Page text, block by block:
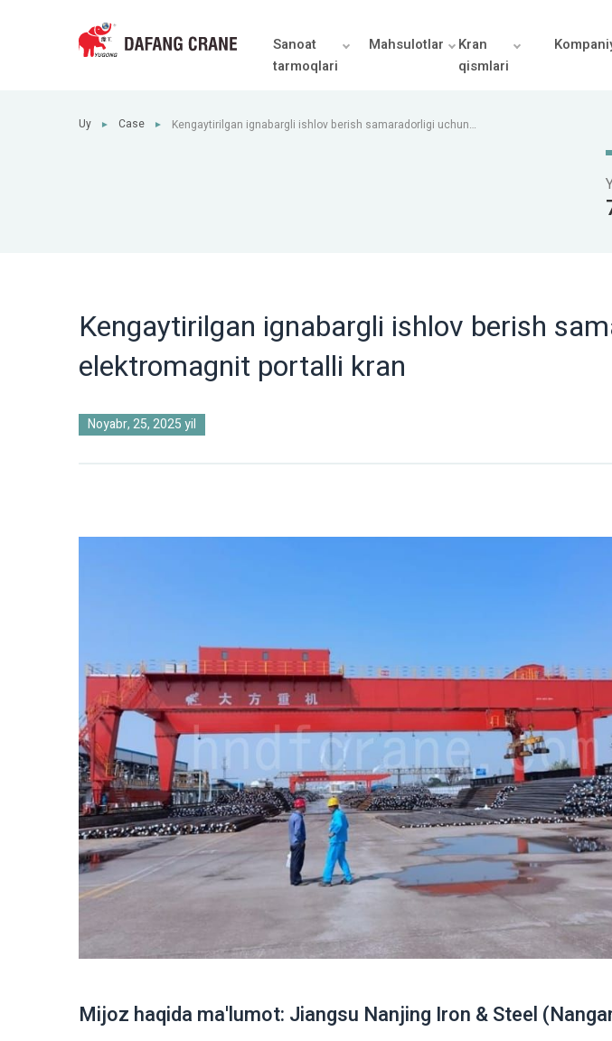
Sanoat
tarmoqlari
Mahsulotlar
Kran
qismlari
Uy ► Case ►
Kengaytirilgan ignabargli ishlov berish samaradorligi uchun
Kengaytirilgan ignabargli ishlov berish
elektromagnit portalli kran
Noyabr, 25, 2025 yil
Mijoz haqida ma'lumot: Jiangsu Nanjing Iron & Steel